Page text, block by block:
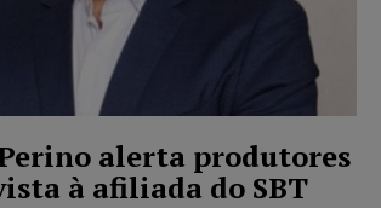
alerta produtores
à afiliada do SBT